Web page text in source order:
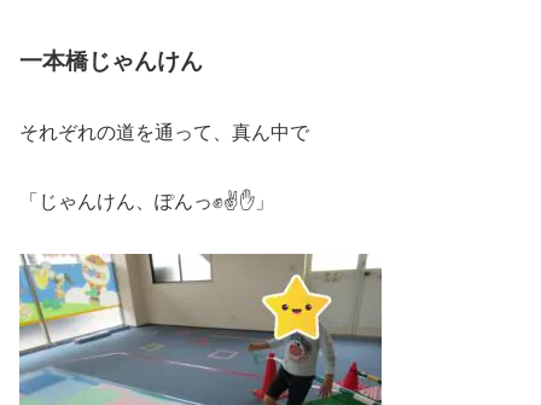
一本橋じゃんけん
それぞれの道を通って、真ん中で
「じゃんけん、ぽんっ✊✌✋」